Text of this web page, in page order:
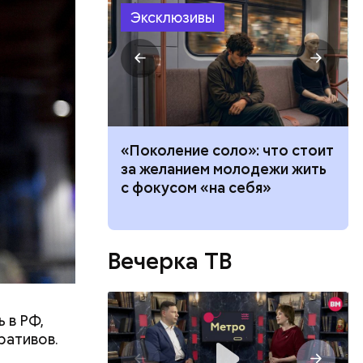
в РФ,
Эксклюзивы
четыре
которые
тревогу
«Поколение соло»: что стоит
за желанием молодежи жить
с фокусом «на себя»
Вечерка ТВ